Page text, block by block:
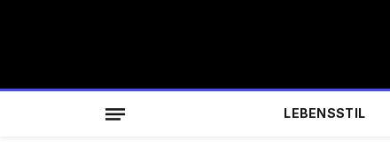
LEBENSSTIL